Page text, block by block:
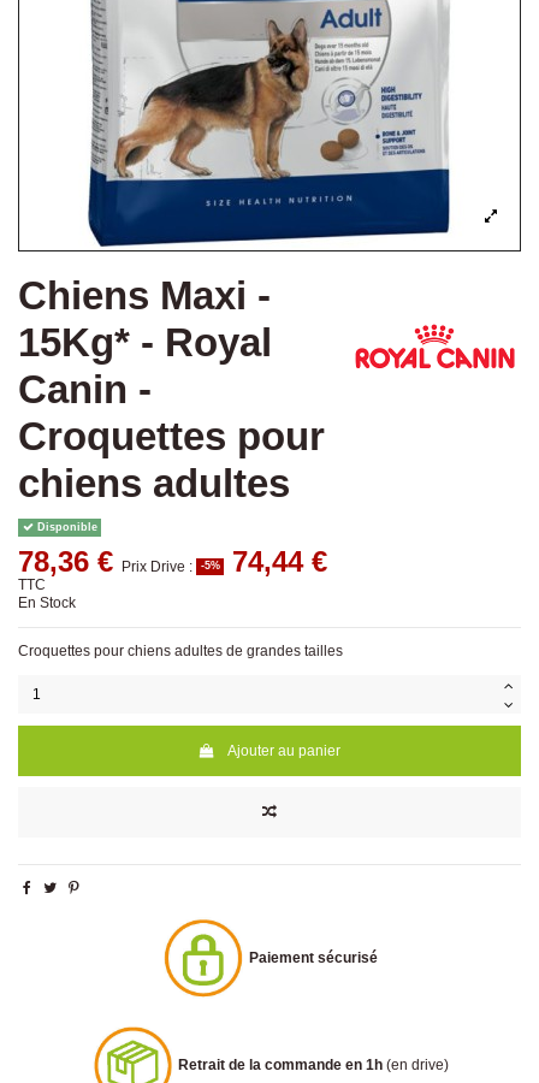
Chiens Maxi -
15Kg* - Royal
Canin -
Croquettes pour
chiens adultes
Disponible
78,36 € Prix Drive : -5% 74,44 €
TTC
En Stock
Croquettes pour chiens adultes de grandes tailles
Ajouter au panier
Paiement sécurisé
Retrait de la commande en 1h (en drive)